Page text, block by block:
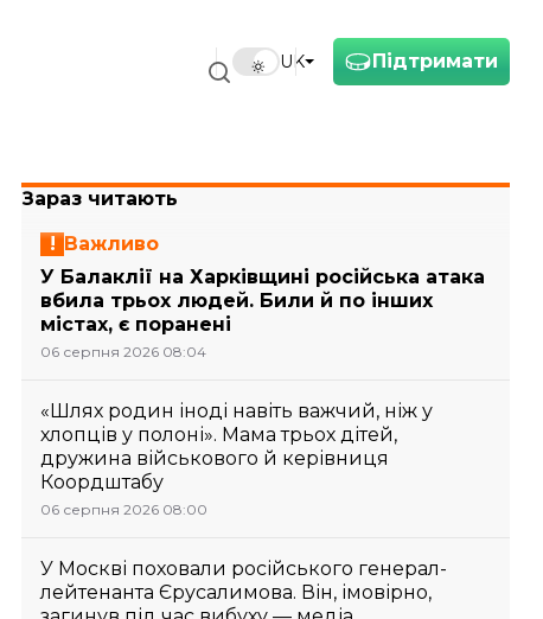
Підтримати
UK
Зараз читають
Важливо
У Балаклії на Харківщині російська атака
вбила трьох людей. Били й по інших
містах, є поранені
06 серпня 2026 08:04
«Шлях родин іноді навіть важчий, ніж у
хлопців у полоні». Мама трьох дітей,
дружина військового й керівниця
Коордштабу
06 серпня 2026 08:00
У Москві поховали російського генерал-
лейтенанта Єрусалимова. Він, імовірно,